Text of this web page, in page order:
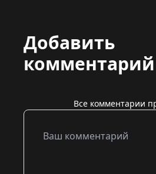
Добавить
комментарий
Все комментарии